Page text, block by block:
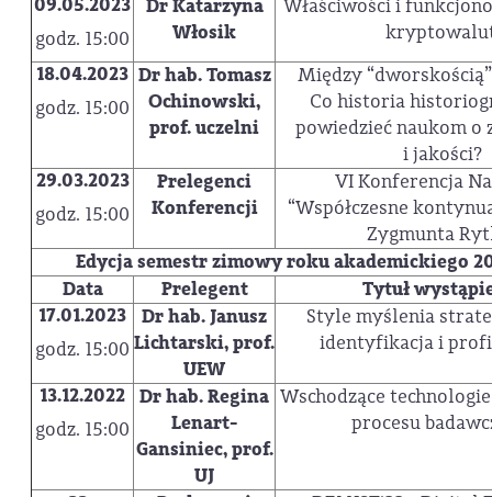
godz. 15:00
Dr Katarzyna
Włosik
Właściwości i
18.04.2023
godz. 15:00
Dr hab. Tomasz
Ochinowski,
prof. uczelni
Między “dworskością”
Co historia
powiedzieć naukom o
i jakości?
29.03.2023
godz. 15:00
Prelegenci
Konferencji
VI Konferencja
“Współczesne
Zygmunta
Edycja semestr zimowy roku akademickiego
Data
Prelegent
Tytuł
17.01.2023
godz. 15:00
Dr hab. Janusz
Lichtarski, prof.
UEW
Style myślenia
identyfikacja i
13.12.2022
godz. 15:00
Dr hab. Regina
Lenart-
Gansiniec,prof.
UJ
Wschodzące
procesu